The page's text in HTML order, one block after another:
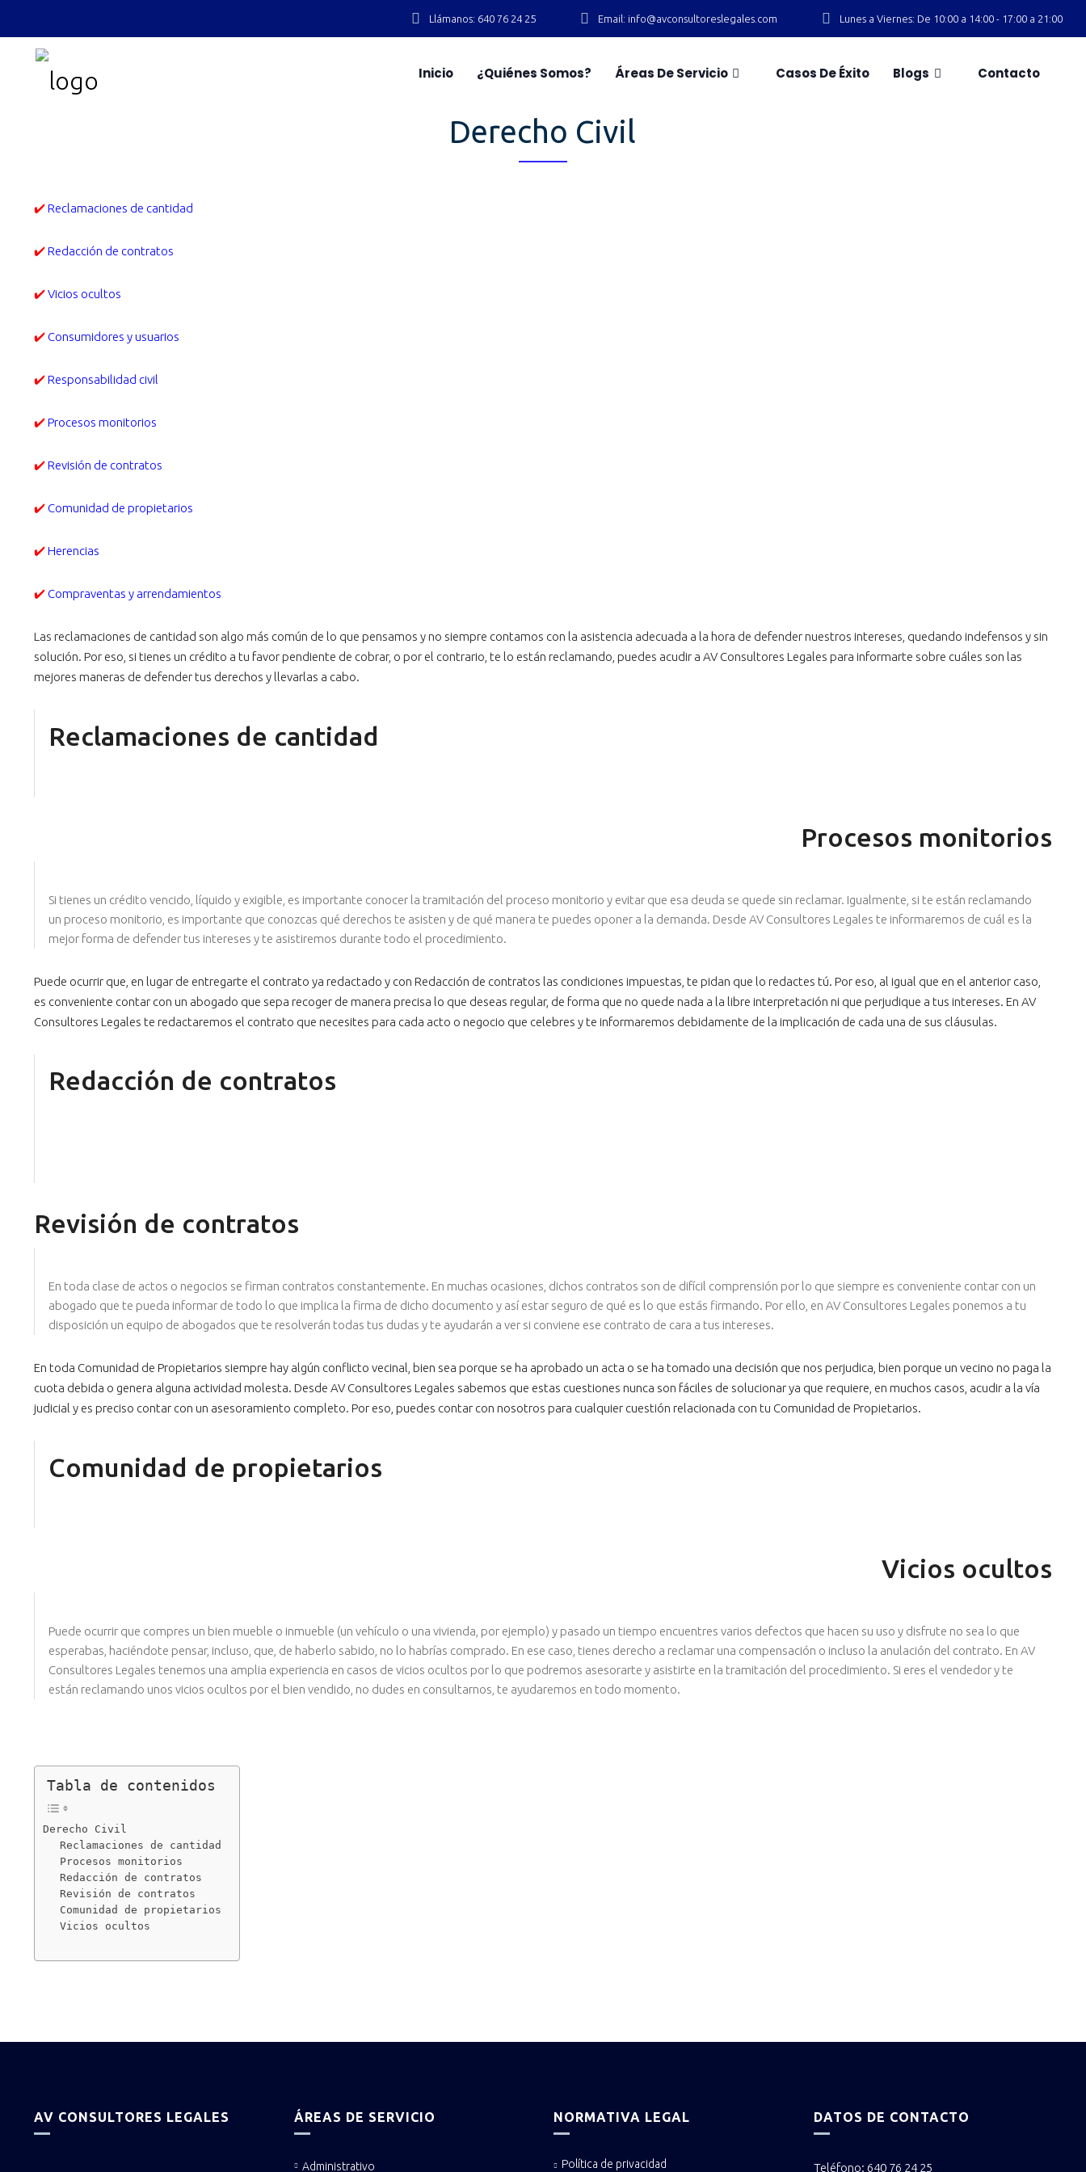
Llámanos: 640 76 24 25 Email: info@avconsultoreslegales.com Lunes a Viernes: De 10:00 a 14:00 - 17:00 a 21:00
Inicio ¿Quiénes Somos? Áreas De Servicio Casos De Éxito Blogs Contacto
Derecho Civil
✔️Reclamaciones de cantidad
✔️Redacción de contratos
✔️Vicios ocultos
✔️ Consumidores y usuarios
✔️Responsabilidad civil
✔️Procesos monitorios
✔️Revisión de contratos
✔️ Comunidad de propietarios
✔️Herencias
✔️ Compraventas y arrendamientos
Las reclamaciones de cantidad son algo más común de lo que pensamos y no siempre contamos con la asistencia adecuada a la hora de defender nuestros intereses, quedando indefensos y sin
solución. Por eso, si tienes un crédito a tu favor pendiente de cobrar, o por el contrario, te lo están reclamando, puedes acudir a AV Consultores Legales para informarte sobre cuáles son las
mejores maneras de defender tus derechos y llevarlas a cabo.
Reclamaciones de cantidad
Procesos monitorios
Si tienes un crédito vencido, líquido y exigible, es importante conocer la tramitación del proceso monitorio y evitar que esa deuda se quede sin reclamar. Igualmente, si te están reclamando
un proceso monitorio, es importante que conozcas qué derechos te asisten y de qué manera te puedes oponer a la demanda. Desde AV Consultores Legales te informaremos de cuál es la
mejor forma de defender tus intereses y te asistiremos durante todo el procedimiento.
Puede ocurrir que, en lugar de entregarte el contrato ya redactado y con Redacción de contratos las condiciones impuestas, te pidan que lo redactes tú. Por eso, al igual que en el anterior caso,
es conveniente contar con un abogado que sepa recoger de manera precisa lo que deseas regular, de forma que no quede nada a la libre interpretación ni que perjudique a tus intereses. En AV
Consultores Legales te redactaremos el contrato que necesites para cada acto o negocio que celebres y te informaremos debidamente de la implicación de cada una de sus cláusulas.
Redacción de contratos
Revisión de contratos
En toda clase de actos o negocios se firman contratos constantemente. En muchas ocasiones, dichos contratos son de difícil comprensión por lo que siempre es conveniente contar con un
abogado que te pueda informar de todo lo que implica la firma de dicho documento y así estar seguro de qué es lo que estás firmando. Por ello, en AV Consultores Legales ponemos a tu
disposición un equipo de abogados que te resolverán todas tus dudas y te ayudarán a ver si conviene ese contrato de cara a tus intereses.
En toda Comunidad de Propietarios siempre hay algún conflicto vecinal, bien sea porque se ha aprobado un acta o se ha tomado una decisión que nos perjudica, bien porque un vecino no paga la
cuota debida o genera alguna actividad molesta. Desde AV Consultores Legales sabemos que estas cuestiones nunca son fáciles de solucionar ya que requiere, en muchos casos, acudir a la vía
judicial y es preciso contar con un asesoramiento completo. Por eso, puedes contar con nosotros para cualquier cuestión relacionada con tu Comunidad de Propietarios.
Comunidad de propietarios
Vicios ocultos
Puede ocurrir que compres un bien mueble o inmueble (un vehículo o una vivienda, por ejemplo) y pasado un tiempo encuentres varios defectos que hacen su uso y disfrute no sea lo que
esperabas, haciéndote pensar, incluso, que, de haberlo sabido, no lo habrías comprado. En ese caso, tienes derecho a reclamar una compensación o incluso la anulación del contrato. En AV
Consultores Legales tenemos una amplia experiencia en casos de vicios ocultos por lo que podremos asesorarte y asistirte en la tramitación del procedimiento. Si eres el vendedor y te
están reclamando unos vicios ocultos por el bien vendido, no dudes en consultarnos, te ayudaremos en todo momento.
Tabla de contenidos
Derecho Civil
Reclamaciones de cantidad
Procesos monitorios
Redacción de contratos
Revisión de contratos
Comunidad de propietarios
Vicios ocultos
AV CONSULTORES LEGALES ÁREAS DE SERVICIO
Administrativo
NORMATIVA LEGAL
Política de privacidad
DATOS DE CONTACTO
Teléfono: 640 76 24 25